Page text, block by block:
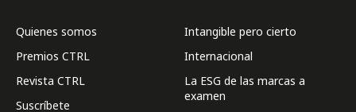
Quienes somos
Premios CTRL
Revista CTRL
Suscríbete
Intangible pero cierto
Internacional
La ESG de las marcas a
examen